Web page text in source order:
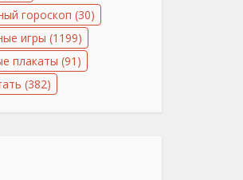
гороскоп (30)
игры (1199)
плакаты (91)
(382)